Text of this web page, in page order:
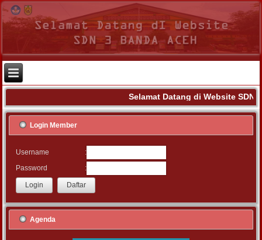
Selamat Datang di Website SDN
Login Member
Username
:
Password
:
Agenda